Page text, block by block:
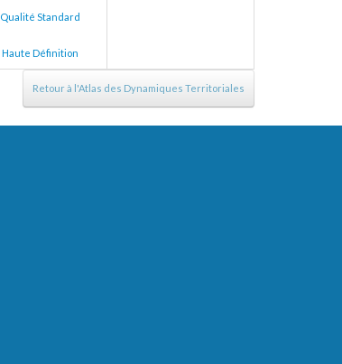
Qualité Standard
Haute Définition
Retour à l'Atlas des Dynamiques Territoriales